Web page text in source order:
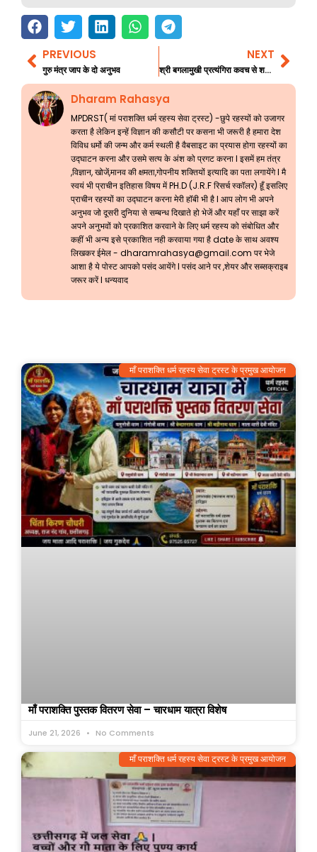
Prev
PREVIOUS
गुरु मंत्र जाप के दो अनुभव
NEXT
श्री बगलामुखी प्रत्यंगिरा कवच से शत्रुनाश का सच्चा अनुभव
Dharam Rahasya
MPDRST( मां पराशक्ति धर्म रहस्य सेवा ट्रस्ट) -छुपे रहस्यों को उजागर
करता है लेकिन इन्हें विज्ञान की कसौटी पर कसना भी जरूरी है हमारा देश
विविध धर्मो की जन्म और कर्म स्थली है वैबसाइट का प्रयास होगा रहस्यों का
उद्घाटन करना और उसमे सत्य के अंश को प्रगट करना l इसमें हम तंत्र
,विज्ञान, खोजें,मानव की क्षमता,गोपनीय शक्तियों इत्यादि का पता लगायेंगे l मै
स्वयं भी प्राचीन इतिहास विषय में PH.D (J.R.F रिसर्च स्कॉलर) हूँ इसलिए
प्राचीन रहस्यों का उद्घाटन करना मेरी हॉबी भी है l आप लोग भी अपने
अनुभव जो दूसरी दुनिया से सम्बन्ध दिखाते हो भेजें और यहाँ पर साझा करें
अपने अनुभवों को प्रकाशित करवाने के लिए धर्म रहस्य को संबोधित और
कहीं भी अन्य इसे प्रकाशित नही करवाया गया है date के साथ अवश्य
लिखकर ईमेल - dharamrahasya@gmail.com पर भेजे
आशा है ये पोस्ट आपको पसंद आयेंगे l पसंद आने पर ,शेयर और सब्सक्राइब
जरूर करें l धन्यवाद
माँ पराशक्ति धर्म रहस्य सेवा ट्रस्ट के प्रमुख आयोजन
माँ पराशक्ति पुस्तक वितरण सेवा – चारधाम यात्रा विशेष
June 21, 2026 No Comments
माँ पराशक्ति धर्म रहस्य सेवा ट्रस्ट के प्रमुख आयोजन